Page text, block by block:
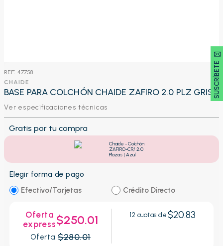
SUSCRÍBETE 🖂
: 47758
CHAIDE
BASE PARA COLCHÓN CHAIDE ZAFIRO 2.0 PLZ GRIS
Ver especificaciones técnicas
Gratis por tu compra
Chaide - Colchón
ZAFIRO-CR/ 2.0
Plazas | Azul
Elegir forma de pago
Efectivo/Tarjetas
Crédito Directo
Oferta
express$250.01
Oferta$280.01
12 cuotas de $20.83